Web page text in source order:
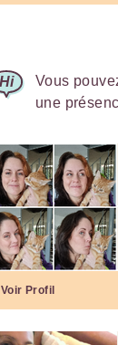
Vous
une
Voir Profil